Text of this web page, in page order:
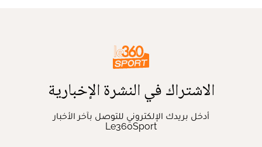
الاشتراك في النشرة الإخبارية
أدخل بريدك الإلكتروني للتوصل بآخر الأخبار
Le360Sport